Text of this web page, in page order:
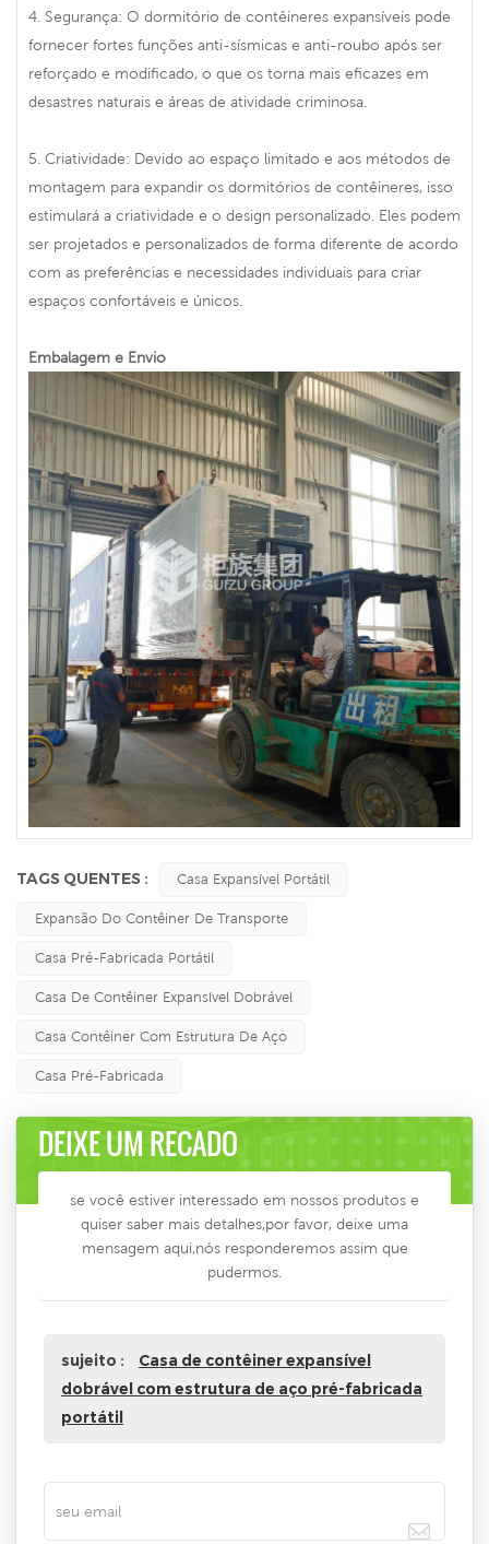
4. Segurança: O dormitório de contêineres expansíveis pode
fornecer fortes funções anti-sísmicas e anti-roubo após ser
reforçado e modificado, o que os torna mais eficazes em
desastres naturais e áreas de atividade criminosa.
5. Criatividade: Devido ao espaço limitado e aos métodos de
montagem para expandir os dormitórios de contêineres, isso
estimulará a criatividade e o design personalizado. Eles podem
ser projetados e personalizados de forma diferente de acordo
com as preferências e necessidades individuais para criar
espaços confortáveis ​​e únicos.
Embalagem e Envio
TAGS QUENTES : Casa Expansível Portátil
Expansão Do Contêiner De Transporte
Casa Pré-Fabricada Portátil
Casa De Contêiner Expansível Dobrável
Casa Contêiner Com Estrutura De Aço
Casa Pré-Fabricada
DEIXE UM RECADO
se você estiver interessado em nossos produtos e
quiser saber mais detalhes,por favor, deixe uma
mensagem aqui,nós responderemos assim que
pudermos.
sujeito :
Casa de contêiner expansível
dobrável com estrutura de aço pré-fabricada
portátil